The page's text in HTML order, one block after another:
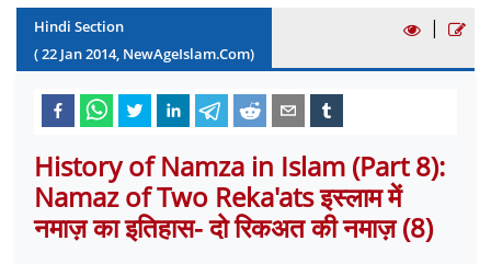
Hindi Section
(22 Jan2014, NewAgeIslam.Com)
|
History of Namza in Islam (Part 8):
Namaz of Two Reka'ats इस्लाम में
नमाज़ का इतिहास- दो रिकअत की नमाज़ (8)